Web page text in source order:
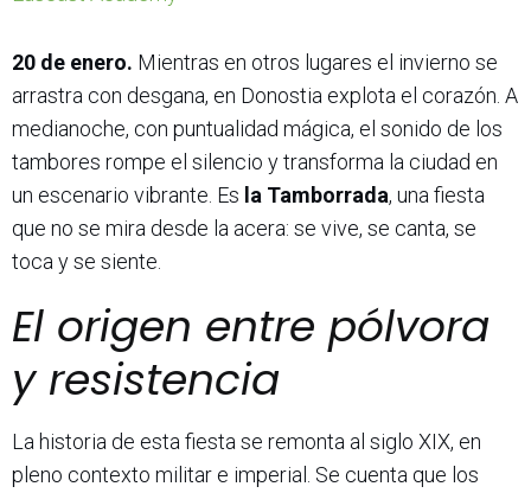
20 de enero. Mientras en otros lugares el invierno se
arrastra con desgana, en Donostia explota el corazón. A
medianoche, con puntualidad mágica, el sonido de los
tambores rompe el silencio y transforma la ciudad en
un escenario vibrante. Es la Tamborrada, una fiesta
que no se mira desde la acera: se vive, se canta, se
toca y se siente.
El origen entre pólvora
y resistencia
La historia de esta fiesta se remonta al siglo XIX, en
pleno contexto militar e imperial. Se cuenta que los